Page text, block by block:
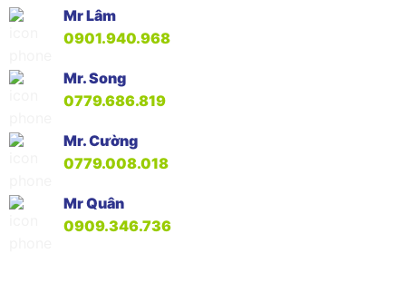
Mr Lâm
0901.940.968
Mr. Song
0779.686.819
Mr. Cường
0779.008.018
Mr Quân
0909.346.736